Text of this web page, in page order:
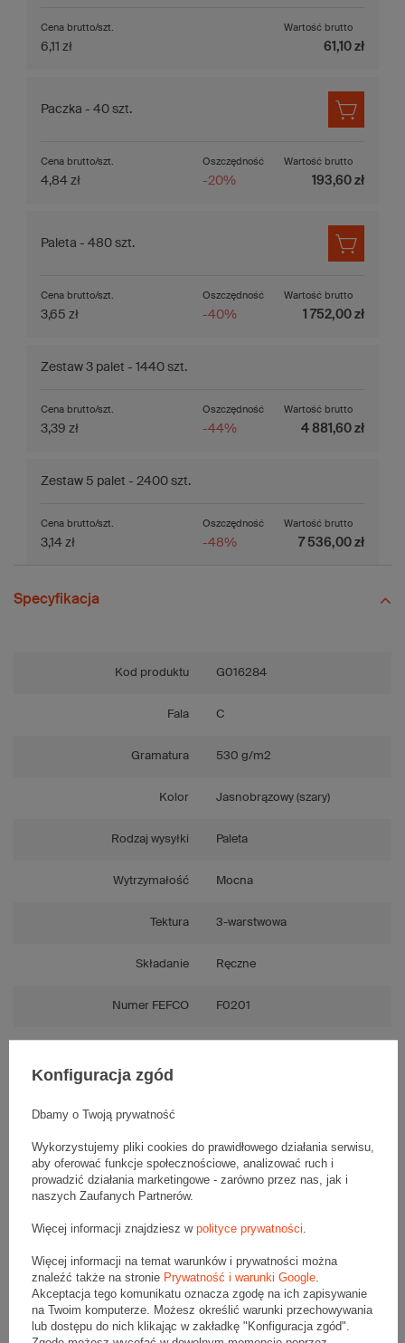
Cena brutto/szt.
6,11 zł
Wartość brutto
61,10 zł
Paczka - 40 szt.
Oszczędność
-20%
Cena brutto/szt.
4,84 zł
Wartość brutto
193,60 zł
Paleta - 480 szt.
Oszczędność
-40%
Cena brutto/szt.
3,65 zł
Wartość brutto
1 752,00 zł
Zestaw 3 palet - 1440 szt.
Oszczędność
-44%
Cena brutto/szt.
3,39 zł
Wartość brutto
4 881,60 zł
Zestaw 5 palet - 2400 szt.
Oszczędność
-48%
Cena brutto/szt.
3,14 zł
Wartość brutto
7 536,00 zł
Specyfikacja
Kod produktu G016284
Fala C
Gramatura 530 g/m2
Kolor Jasnobrązowy (szary)
Rodzaj wysyłki Paleta
Wytrzymałość Mocna
Tektura 3-warstwowa
Składanie Ręczne
Numer FEFCO F0201
Paleta szarych kartonów klapowych - 480 szt.
Wymiary zewnętrzne: 1200x200x200mm (długość x szerokość x
wysokość)
• zewnętrzne:
1200x200x200 mm
• wewnętrzne:1192x192x184 mm
• pojemność:42 l
Konfiguracja zgód
Dbamy o Twoją prywatność
Wykorzystujemy pliki cookies do prawidłowego działania serwisu,
aby oferować funkcje społecznościowe, analizować ruch i
prowadzić działania marketingowe - zarówno przez nas, jak i
naszych Zaufanych Partnerów.
Więcej informacji znajdziesz w polityce prywatności.
Więcej informacji na temat warunków i prywatności można
znaleźć także na stronie Prywatność i warunki Google.
Akceptacja tego komunikatu oznacza zgodę na ich zapisywanie
na Twoim komputerze. Możesz określić warunki przechowywania
lub dostępu do nich klikając w zakładkę "Konfiguracja zgód".